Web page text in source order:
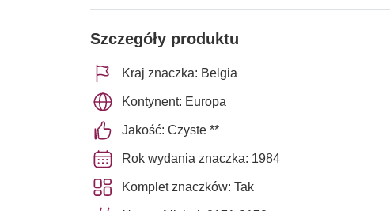
Szczegóły produktu
Kraj znaczka: Belgia
Kontynent: Europa
Jakość: Czyste **
Rok wydania znaczka: 1984
Komplet znaczków: Tak